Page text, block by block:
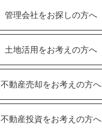
管理会社をお探しの方へ
土地活用をお考えの方へ
不動産売却をお考えの方へ
不動産投資をお考えの方へ